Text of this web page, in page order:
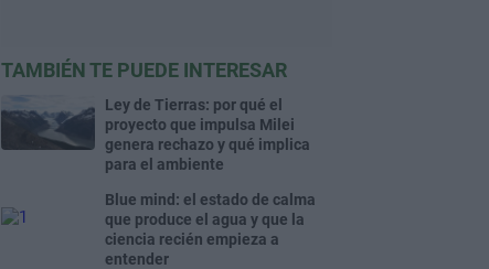
TAMBIÉN TE PUEDE INTERESAR
Ley de Tierras: por qué el
proyecto que impulsa Milei
genera rechazo y qué implica
para el ambiente
Blue mind: el estado de calma
que produce el agua y que la
ciencia recién empieza a
entender